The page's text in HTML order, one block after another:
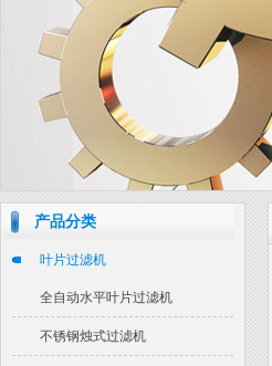
产品分类
叶片过滤机
全自动水平叶片过滤机
不锈钢烛式过滤机